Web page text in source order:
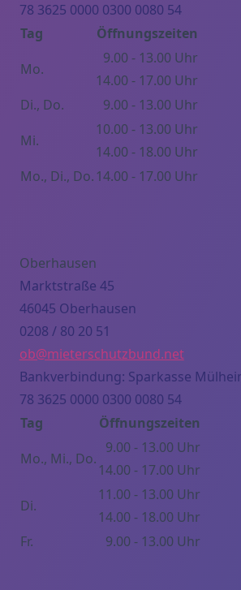
78 3625 0000 0300 0080 54
Tag
Öffnungszeiten
Mo.
9.00 - 13.00 Uhr
14.00 - 17.00 Uhr
Di., Do.
9.00 - 13.00 Uhr
Mi.
10.00 - 13.00 Uhr
14.00 - 18.00 Uhr
Mo., Di., Do. 14.00 - 17.00 Uhr
Oberhausen
Marktstraße 45
46045 Oberhausen
0208 / 80 20 51
ob@mieterschutzbund.net
Bankverbindung: Sparkasse
78 3625 0000 0300 0080 54
Tag
Öffnungszeiten
Mo., Mi., Do.
9.00 - 13.00 Uhr
14.00 - 17.00 Uhr
Di.
11.00 - 13.00 Uhr
14.00 - 18.00 Uhr
Fr.
9.00 - 13.00 Uhr